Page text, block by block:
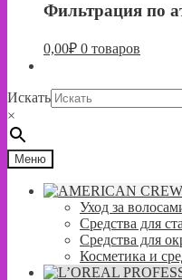
Фильтрация по
0,00₽ 0 товаров
Искать
×
Меню
Уход за
Средства для
Средства для
Косметика и